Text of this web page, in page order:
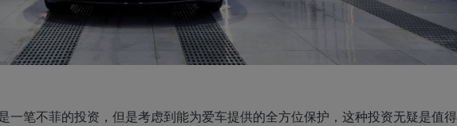
一笔不菲的投资，但是考虑到能为爱车提供的全方位保护，这种投资无疑是值得